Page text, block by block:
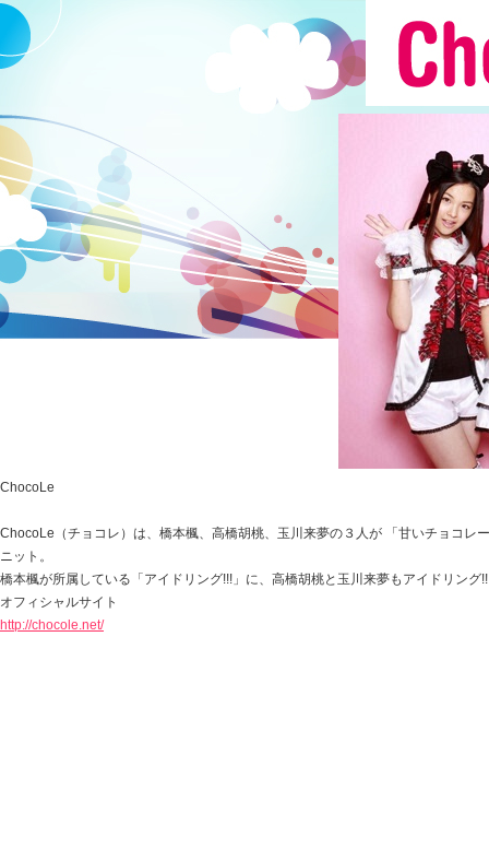
ChocoLe
ChocoLe（チョコレ）は、橋本楓、高橋胡桃、玉川来夢の３人が 「甘いチョコ
ニット。
橋本楓が所属している「アイドリング!!!」に、高橋胡桃と玉川来夢もアイドリン
オフィシャルサイト
http://chocole.net/